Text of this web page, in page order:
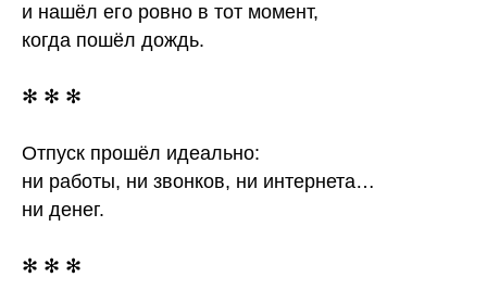
и нашёл его ровно в тот момент,
когда пошёл дождь.
✻ ✻ ✻
Отпуск прошёл идеально:
ни работы, ни звонков, ни интернета…
ни денег.
✻ ✻ ✻